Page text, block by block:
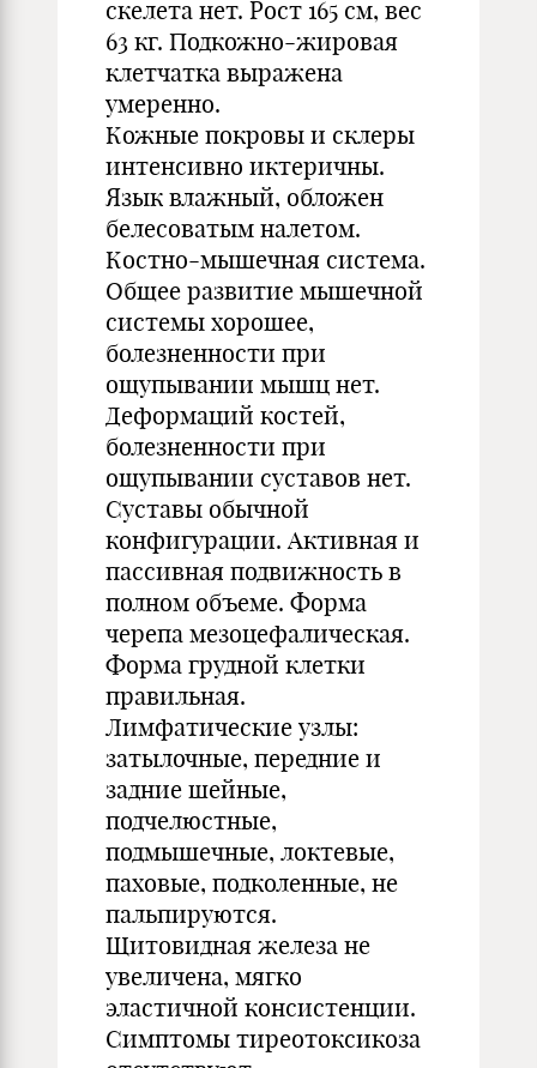
скелета нет. Рост 165 см, вес
63 кг. Подкожно-жировая
клетчатка выражена
умеренно.
Кожные покровы и склеры
интенсивно иктеричны.
Язык влажный, обложен
белесоватым налетом.
Костно-мышечная система.
Общее развитие мышечной
системы хорошее,
болезненности при
ощупывании мышц нет.
Деформаций костей,
болезненности при
ощупывании суставов нет.
Суставы обычной
конфигурации. Активная и
пассивная подвижность в
полном объеме. Форма
черепа мезоцефалическая.
Форма грудной клетки
правильная.
Лимфатические узлы:
затылочные, передние и
задние шейные,
подчелюстные,
подмышечные, локтевые,
паховые, подколенные, не
пальпируются.
Щитовидная железа не
увеличена, мягко
эластичной консистенции.
Симптомы тиреотоксикоза